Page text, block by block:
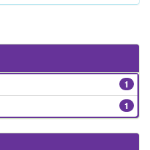
1
1